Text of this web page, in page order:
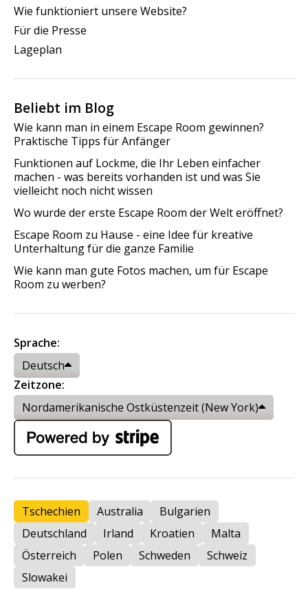
Wie funktioniert unsere Website?
Für die Presse
Lageplan
Beliebt im Blog
Wie kann man in einem Escape Room gewinnen?
Praktische Tipps für Anfänger
Funktionen auf Lockme, die Ihr Leben einfacher
machen - was bereits vorhanden ist und was Sie
vielleicht noch nicht wissen
Wo wurde der erste Escape Room der Welt eröffnet?
Escape Room zu Hause - eine Idee für kreative
Unterhaltung für die ganze Familie
Wie kann man gute Fotos machen, um für Escape
Room zu werben?
Sprache:
Deutsch
Zeitzone:
Nordamerikanische Ostküstenzeit (New York)
Tschechien Australia
Bulgarien
Deutschland
Irland Kroatien
Malta
Österreich
Polen Schweden
Schweiz
Slowakei